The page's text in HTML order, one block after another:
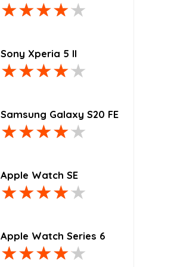
Sony Xperia 5 II
Samsung Galaxy S20 FE
Apple Watch SE
Apple Watch Series 6